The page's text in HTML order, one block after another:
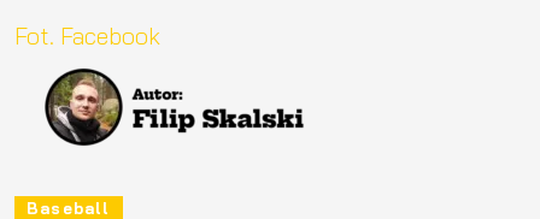
Fot. Facebook
Baseball